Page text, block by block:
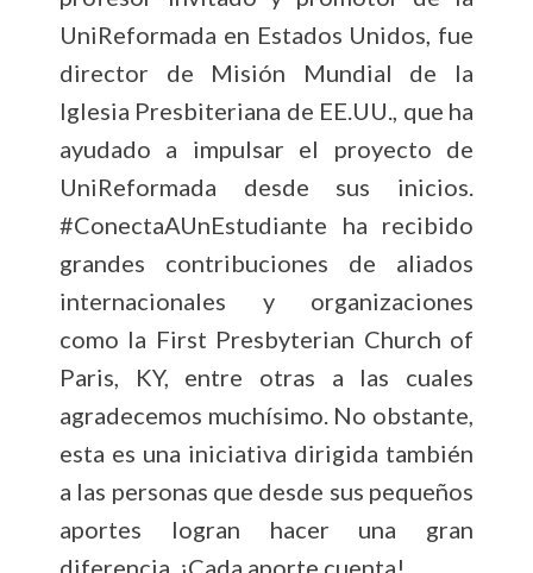
UniReformada en Estados Unidos, fue
director de Misión Mundial de la
Iglesia Presbiteriana de EE.UU., que ha
ayudado a impulsar el proyecto de
UniReformada desde sus inicios.
#ConectaAUnEstudiante ha recibido
grandes contribuciones de aliados
internacionales y organizaciones
como la First Presbyterian Church of
Paris, KY, entre otras a las cuales
agradecemos muchísimo. No obstante,
esta es una iniciativa dirigida también
a las personas que desde sus pequeños
aportes logran hacer una gran
diferencia. ¡Cada aporte cuenta!